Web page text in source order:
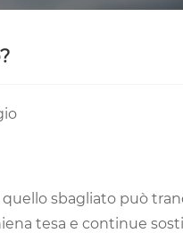
sbagliato può
tesa e continue